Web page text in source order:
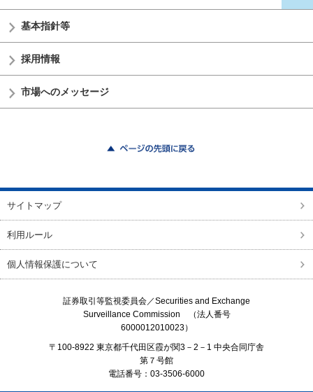
基本指針等
採用情報
市場へのメッセージ
サイトマップ
利用ルール
個人情報保護について
証券取引等監視委員会／Securities and Exchange
Surveillance Commission （法人番号
6000012010023）
〒100-8922 東京都千代田区霞が関3－2－1 中央合同庁舎
第７号館
電話番号：03-3506-6000